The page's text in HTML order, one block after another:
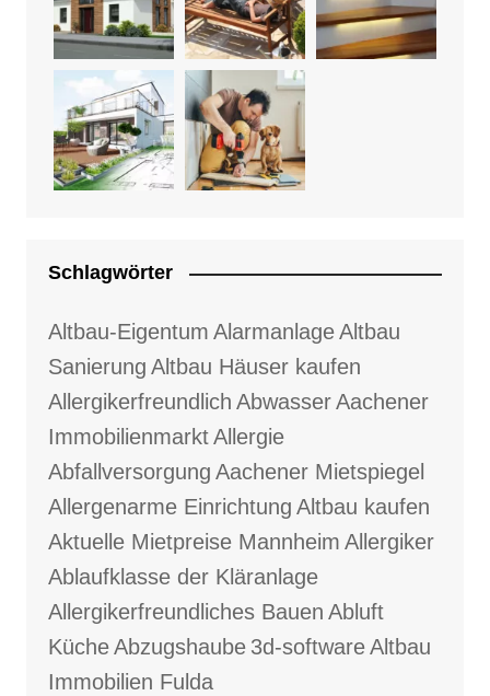
Schlagwörter
Altbau-Eigentum AlarmanlageAltbau
Sanierung Altbau Häuser kaufen
Allergikerfreundlich AbwasserAachener
ImmobilienmarktAllergie
Abfallversorgung Aachener Mietspiegel
Allergenarme Einrichtung Altbau kaufen
Aktuelle Mietpreise Mannheim Allergiker
Ablaufklasse der Kläranlage
Allergikerfreundliches Bauen Abluft
KücheAbzugshaube 3d-softwareAltbau
Immobilien Fulda